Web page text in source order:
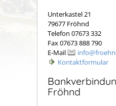
Unterkastel 21
79677 Fröhnd
Telefon 07673 332
Fax 07673 888 790
E-Mail
Kontaktformular
Fröhnd